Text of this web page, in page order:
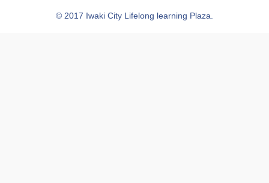
© 2017 Iwaki City Lifelong learning Plaza.